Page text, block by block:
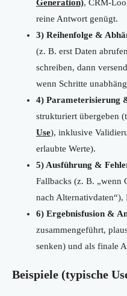
Generation), CRM-
reine Antwort genügt.
3) Reihenfolge &
(z. B. erst Daten
schreiben, dann
wenn Schritte
4) Parameterisierung
strukturiert übergeben
Use), inklusive
erlaubte Werte).
5) Ausführung &
Fallbacks (z. B. „wenn
nach
6) Ergebnisfusion &
zusammengeführt,
senken) und als finale
Beispiele (typische